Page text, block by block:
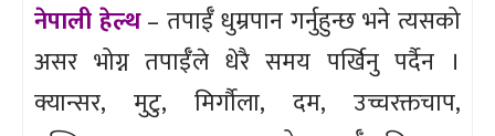
नेपाली हेल्थ – तपाईँ धुम्रपान गर्नुहुन्छ भने त्यसको
असर भोग्न तपाईँले धेरै समय पर्खिनु पर्दैन ।
क्यान्सर, मुटु, मिर्गौला, दम, उच्चरक्तचाप,